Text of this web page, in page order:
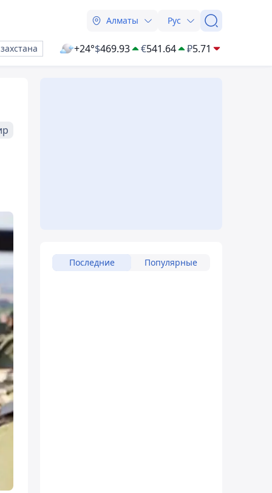
Алматы Рус
+24°$469.93 €541.64 ₽5.71
Последние Популярные